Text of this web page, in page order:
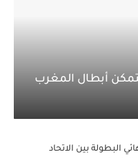
أبطال المغرب
البطولة بين الاتحاد